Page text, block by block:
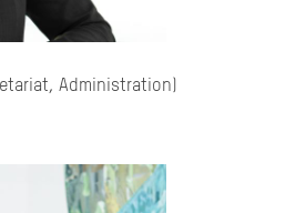
Administration)